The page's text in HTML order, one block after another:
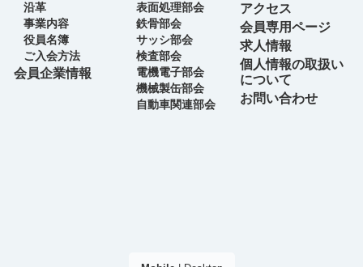
沿革
事業内容
役員名簿
ご入会方法
会員企業情報
表面処理部会
鉄骨部会
サッシ部会
検査部会
電機電子部会
機械製缶部会
自動車関連部会
アクセス
会員専用ページ
求人情報
個人情報の取扱い
について
お問い合わせ